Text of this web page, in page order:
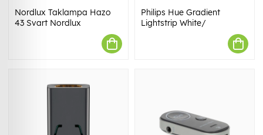
Nordlux Taklampa Hazo
43 Svart Nordlux
Philips Hue Gradient
Lightstrip White/